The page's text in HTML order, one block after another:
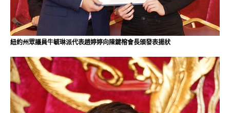
紐約州眾議員牛毓琳派代表趙婷婷向陳鍵榕會長頒發表揚狀